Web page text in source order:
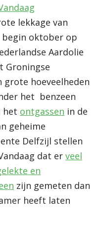
lekkage van
oktober op
Aardolie
Groningse
grote hoeveelheden
het benzeen
het ontgassen in de
geheime
Delfzijl stellen
dat er veel
en
zijn gemeten dan
heeft laten